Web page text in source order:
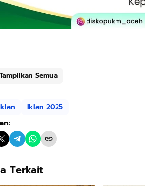
Tampilkan Semua
Iklan 2025
Terkait